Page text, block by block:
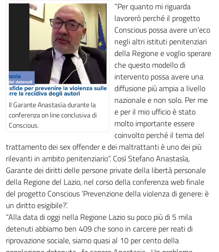
Il Garante Anastasìa durante la
conferenza on line conclusiva di
Conscious.
“Per quanto mi riguarda
lavorerò perché il progetto
Conscious possa avere un’eco
negli altri istituti penitenziari
della Regione e voglio sperare
che questo modello di
intervento possa avere una
diffusione più ampia a livello
nazionale e non solo. Per me
e per il mio ufficio è stato
molto importante essere
coinvolto perché il tema del
trattamento dei sex offender e dei maltrattanti è uno dei più
rilevanti in ambito penitenziario”. Così Stefano Anastasìa,
Garante dei diritti delle persone private della libertà personale
della Regione del Lazio, nel corso della conferenza web finale
del progetto Conscious ‘Prevenzione della violenza di genere: è
un diritto esigibile?’.
“Alla data di oggi nella Regione Lazio su poco più di 5 mila
detenuti abbiamo ben 409 che sono in carcere per reati di
riprovazione sociale, siamo quasi al 10 per cento della